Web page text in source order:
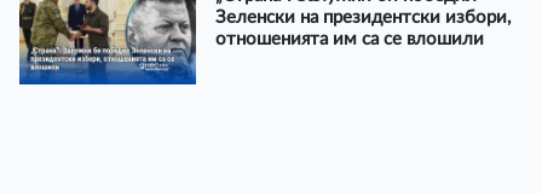
Зеленски на президентски избори,
отношенията им са се влошили